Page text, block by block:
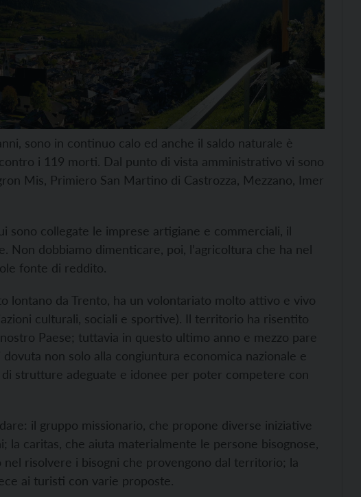
sono in continuo calo ed anche il saldo naturale è
i 119 morti. Dal punto di vista amministrativo vi sono
Mis, Primiero San Martino di Castrozza, Mezzano, Imer
sono collegate le imprese artigiane e commerciali, il
Non dobbiamo dimenticare, poi, l’agricoltura che ha nel
fonte di reddito.
lontano da Trento, ha un volontariato molto attivo e vivo
culturali, sociali e sportive). Il territorio ha risentito
Paese; tuttavia in questo ultimo anno e mezzo pare
non solo alla congiuntura economica nazionale e
di strutture adeguate e idonee per poter competere con
il gruppo missionario, che propone diverse iniziative
la caritas, che aiuta materialmente le persone bisognose,
nel risolvere i bisogni che provengono dal territorio; la
ai turisti con varie proposte.